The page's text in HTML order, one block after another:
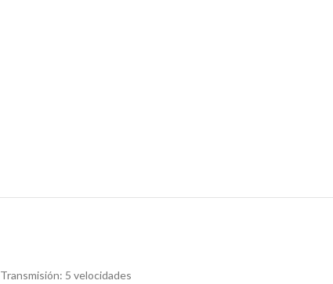
Transmisión: 5 velocidades